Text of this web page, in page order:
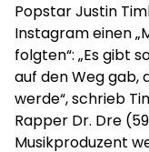
Popstar Justin
Instagram einen
folgten“: „Es gibt
auf den Weg gab,
werde“, schrieb
Rapper Dr. Dre
Musikproduzent